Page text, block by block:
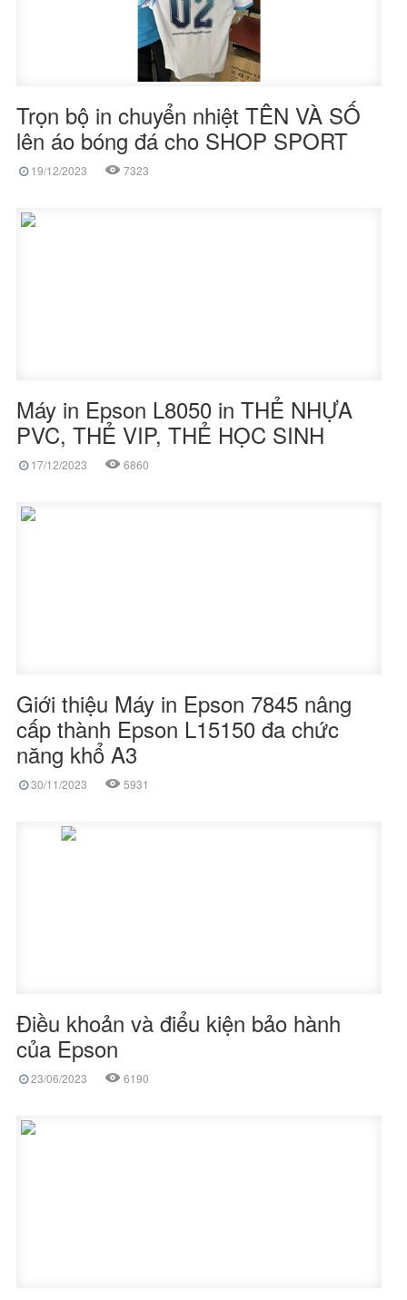
Trọn bộ in chuyển nhiệt TÊN VÀ SỐ
lên áo bóng đá cho SHOP SPORT
19/12/2023 7323
Máy in Epson L8050 in THẺ NHỰA
PVC, THẺ VIP, THẺ HỌC SINH
17/12/2023 6860
Giới thiệu Máy in Epson 7845 nâng
cấp thành Epson L15150 đa chức
năng khổ A3
30/11/2023 5931
Điều khoản và điểu kiện bảo hành
của Epson
23/06/2023 6190